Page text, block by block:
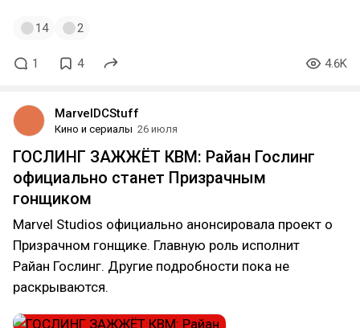
14 2
1 4 4.6K
MarvelDCStuff
Кино и сериалы 26 июля
ГОСЛИНГ ЗАЖЖЁТ КВМ: Райан Гослинг
официально станет Призрачным
гонщиком
Marvel Studios официально анонсировала проект о
Призрачном гонщике. Главную роль исполнит
Райан Гослинг. Другие подробности пока не
раскрываются.